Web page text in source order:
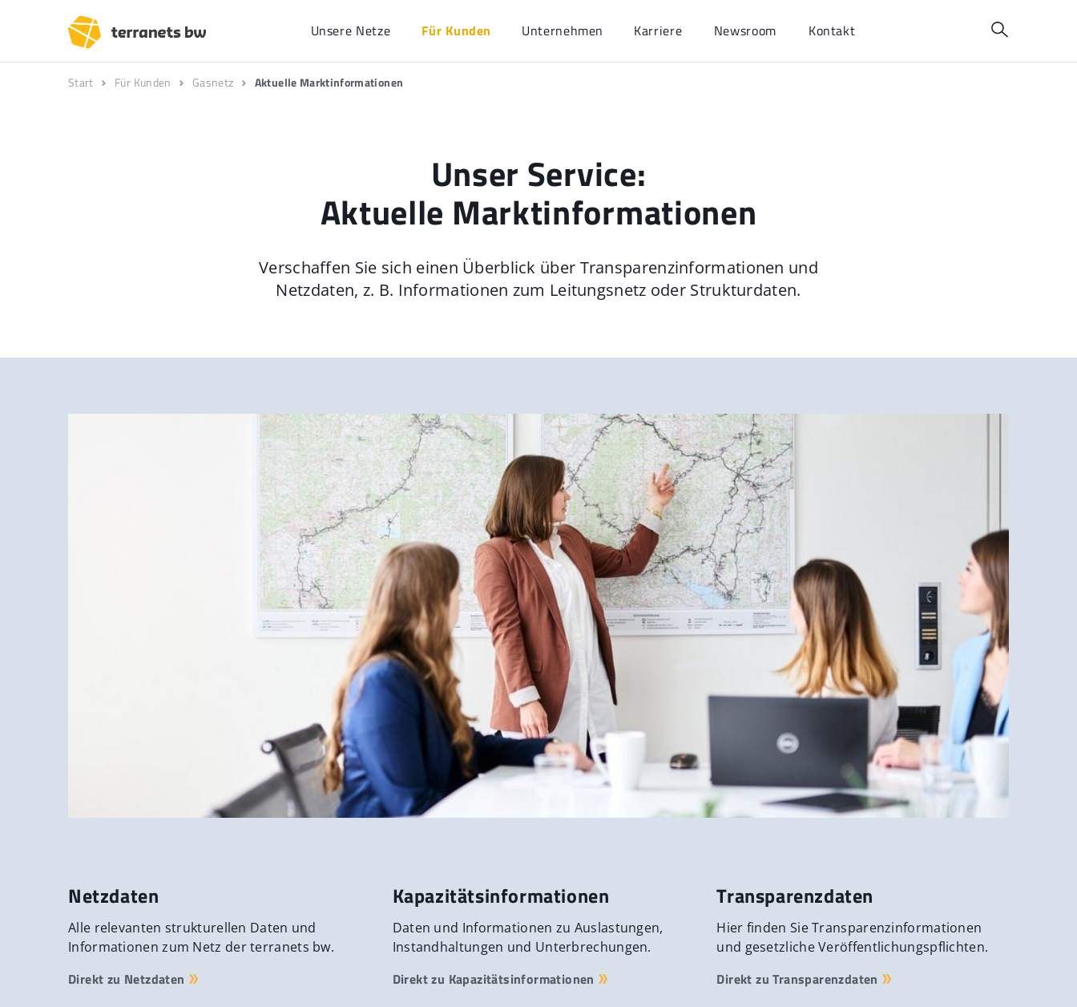
Unsere Netze Für Kunden Unternehmen Karriere Newsroom Kontakt
Start Für Kunden Gasnetz Aktuelle Marktinformationen
Unser Service:
Aktuelle Marktinformationen
Verschaffen Sie sich einen Überblick über Transparenzinformationen und
Netzdaten, z. B. Informationen zum Leitungsnetz oder Strukturdaten.
Netzdaten
Alle relevanten strukturellen Daten und
Informationen zum Netz der terranets bw.
Direkt zu Netzdaten
Kapazitätsinformationen
Daten und Informationen zu Auslastungen,
Instandhaltungen und Unterbrechungen.
Direkt zu Kapazitätsinformationen
Transparenzdaten
Hier finden Sie Transparenzinformationen
und gesetzliche Veröffentlichungspflichten.
Direkt zu Transparenzdaten